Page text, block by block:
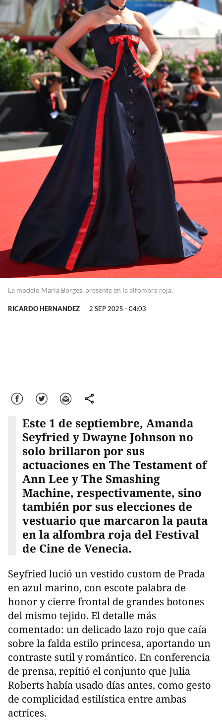
La modelo Maria Borges, presente en la alfombra roja.
RICARDO HERNANDEZ 2 SEP 2025 - 04:03
Facebook Twitter Correo comparte
Este 1 de septiembre, Amanda
Seyfried y Dwayne Johnson no
solo brillaron por sus
actuaciones en The Testament of
Ann Lee y The Smashing
Machine, respectivamente, sino
también por sus elecciones de
vestuario que marcaron la pauta
en la alfombra roja del Festival
de Cine de Venecia.
Seyfried lució un vestido custom de Prada
en azul marino, con escote palabra de
honor y cierre frontal de grandes botones
del mismo tejido. El detalle más
comentado: un delicado lazo rojo que caía
sobre la falda estilo princesa, aportando un
contraste sutil y romántico. En conferencia
de prensa, repitió el conjunto que Julia
Roberts había usado días antes, como gesto
de complicidad estilística entre ambas
actrices.